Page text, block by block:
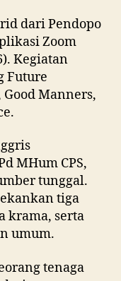
dari Pendopo
Zoom
Kegiatan
Future
Manners,
MHum CPS,
tunggal.
tiga
krama, serta
umum.
tenaga